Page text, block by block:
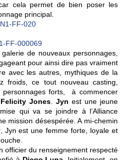
cela permet de bien poser les
principal.
de nouveaux personnages,
pour ainsi dire pas vraiment
avec les autres, mythiques de la
froids, ce tout nouveau casting,
forts, à commencer
Felicity Jones Jyn est une jeune
qui va se joindre à l’Alliance
mission désespérée. A mi-chemin
, Jyn est une femme forte, loyale et
officier du renseignement respecté